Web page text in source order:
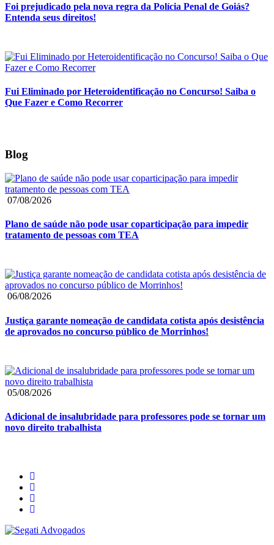
Foi prejudicado pela nova regra da Polícia Penal de Goiás?
Entenda seus direitos!
Fui Eliminado por Heteroidentificação no Concurso! Saiba o
Que Fazer e Como Recorrer
Blog
07/08/2026
Plano de saúde não pode usar coparticipação para impedir
tratamento de pessoas com TEA
06/08/2026
Justiça garante nomeação de candidata cotista após desistência
de aprovados no concurso público de Morrinhos!
05/08/2026
Adicional de insalubridade para professores pode se tornar um
novo direito trabalhista